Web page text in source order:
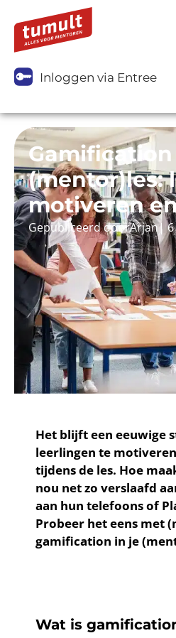
Inloggen via Entree
(mentor)les:
motiveren
Gepubliceerd doorArjan|
Het blijft een eeuwige
leerlingen te
tijdens de les. Hoe
nou net zo verslaafd
aan hun telefoons of
Probeer het eens met
gamification in je
Wat is